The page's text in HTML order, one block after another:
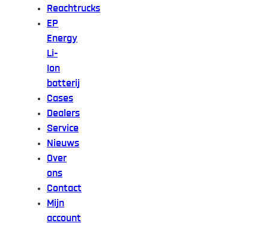
Reachtrucks
EP
Energy
Li-
Ion
batterij
Cases
Dealers
Service
Nieuws
Over
ons
Contact
Mijn
account